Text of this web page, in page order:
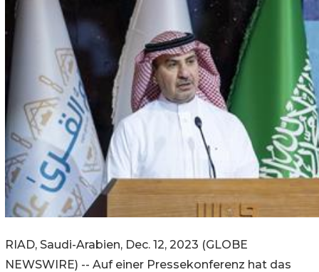
RIAD, Saudi-Arabien, Dec. 12, 2023 (GLOBE
NEWSWIRE) -- Auf einer Pressekonferenz hat das